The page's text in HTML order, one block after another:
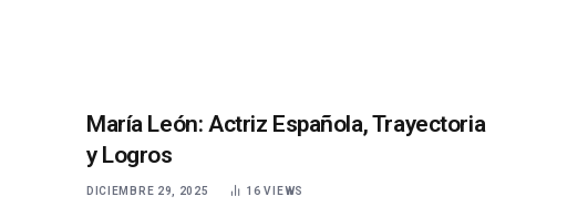
María León: Actriz Española, Trayectoria
y Logros
DICIEMBRE 29, 2025 16VIEWS